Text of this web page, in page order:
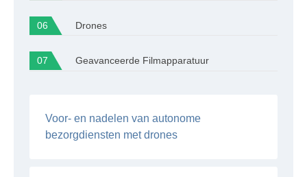
Drones
Geavanceerde Filmapparatuur
Voor- en nadelen van autonome
bezorgdiensten met drones